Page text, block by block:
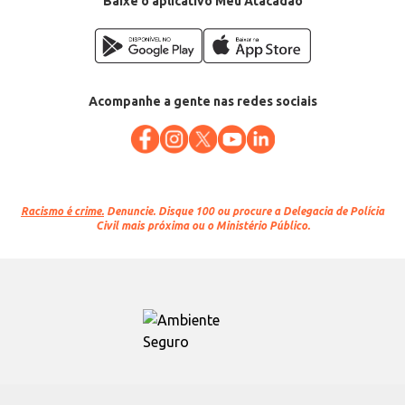
Acompanhe a gente nas redes sociais
Racismo é crime. Denuncie. Disque 100 ou procure a Delegacia de Polícia
Civil mais próxima ou o Ministério Público.